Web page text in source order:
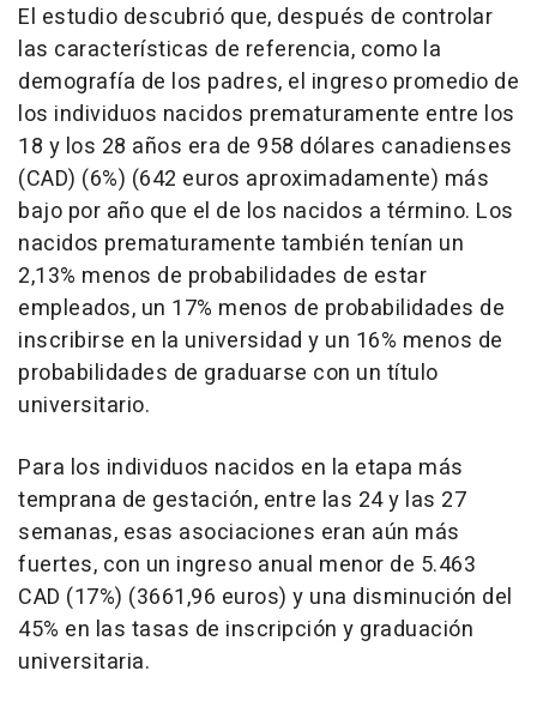
El estudio descubrió que, después de controlar
las características de referencia, como la
demografía de los padres, el ingreso promedio de
los individuos nacidos prematuramente entre los
18 y los 28 años era de 958 dólares canadienses
(CAD) (6%) (642 euros aproximadamente) más
bajo por año que el de los nacidos a término. Los
nacidos prematuramente también tenían un
2,13% menos de probabilidades de estar
empleados, un 17% menos de probabilidades de
inscribirse en la universidad y un 16% menos de
probabilidades de graduarse con un título
universitario.
Para los individuos nacidos en la etapa más
temprana de gestación, entre las 24 y las 27
semanas, esas asociaciones eran aún más
fuertes, con un ingreso anual menor de 5.463
CAD (17%) (3661,96 euros) y una disminución del
45% en las tasas de inscripción y graduación
universitaria.